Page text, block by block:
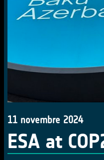
11 novembre 2024
ESA at